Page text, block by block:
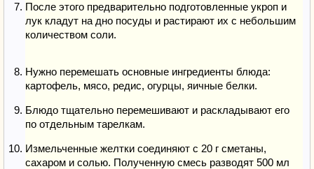
После этого предварительно подготовленные укроп и
лук кладут на дно посуды и растирают их с небольшим
количеством соли.
Нужно перемешать основные ингредиенты блюда:
картофель, мясо, редис, огурцы, яичные белки.
Блюдо тщательно перемешивают и раскладывают его
по отдельным тарелкам.
Измельченные желтки соединяют с 20 г сметаны,
сахаром и солью. Полученную смесь разводят 500 мл